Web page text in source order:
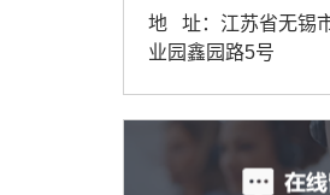
地 址：江苏省无锡
业园鑫园路5号